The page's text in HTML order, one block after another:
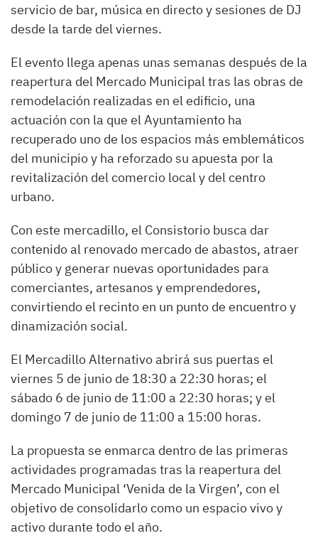
servicio de bar, música en directo y sesiones de DJ
desde la tarde del viernes.
El evento llega apenas unas semanas después de la
reapertura del Mercado Municipal tras las obras de
remodelación realizadas en el edificio, una
actuación con la que el Ayuntamiento ha
recuperado uno de los espacios más emblemáticos
del municipio y ha reforzado su apuesta por la
revitalización del comercio local y del centro
urbano.
Con este mercadillo, el Consistorio busca dar
contenido al renovado mercado de abastos, atraer
público y generar nuevas oportunidades para
comerciantes, artesanos y emprendedores,
convirtiendo el recinto en un punto de encuentro y
dinamización social.
El Mercadillo Alternativo abrirá sus puertas el
viernes 5 de junio de 18:30 a 22:30 horas; el
sábado 6 de junio de 11:00 a 22:30 horas; y el
domingo 7 de junio de 11:00 a 15:00 horas.
La propuesta se enmarca dentro de las primeras
actividades programadas tras la reapertura del
Mercado Municipal ‘Venida de la Virgen’, con el
objetivo de consolidarlo como un espacio vivo y
activo durante todo el año.